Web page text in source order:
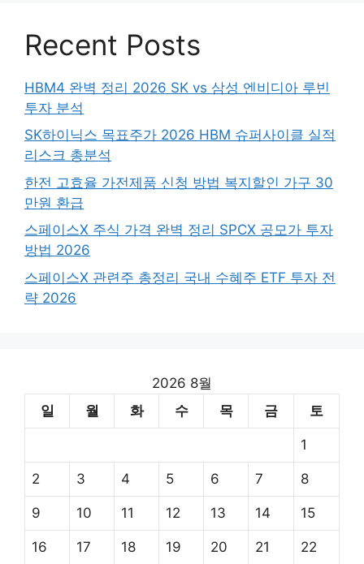
Recent Posts
HBM4 완벽 정리 2026 SK vs 삼성 엔비디아 루빈
투자 분석
SK하이닉스 목표주가 2026 HBM 슈퍼사이클 실적
리스크 총분석
한전 고효율 가전제품 신청 방법 복지할인 가구 30
만원 환급
스페이스X 주식 가격 완벽 정리 SPCX 공모가 투자
방법 2026
스페이스X 관련주 총정리 국내 수혜주 ETF 투자 전
략 2026
2026 8월
일
월 화 수 목 금 토
1
2 3 4 5 6 7 8
9 10 11 12 13 14 15
16 17 18 19 20 21 22